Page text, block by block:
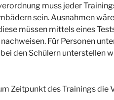
muss jeder
sein. Ausnahmen
müssen mittels eines
Für Personen
den Schülern unterstellen
Zeitpunkt des Trainings die